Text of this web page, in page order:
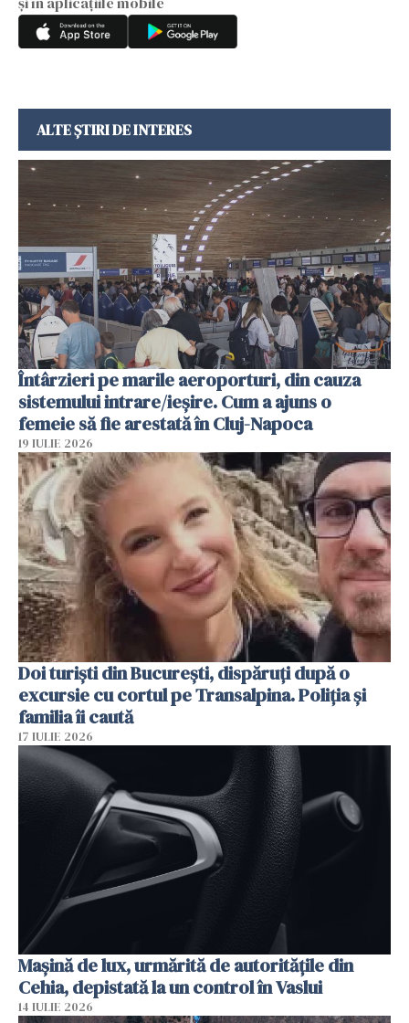
ALTE ȘTIRI DE INTERES
Întârzieri pe marile aeroporturi, din cauza
sistemului intrare/ieșire. Cum a ajuns o
femeie să fie arestată în Cluj-Napoca
19 IULIE 2026
Doi turiști din București, dispăruți după o
excursie cu cortul pe Transalpina. Poliția și
familia îi caută
17 IULIE 2026
Mașină de lux, urmărită de autoritățile din
Cehia, depistată la un control în Vaslui
14 IULIE 2026